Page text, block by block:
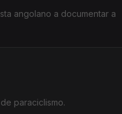
angolano a documentar a
paraciclismo.